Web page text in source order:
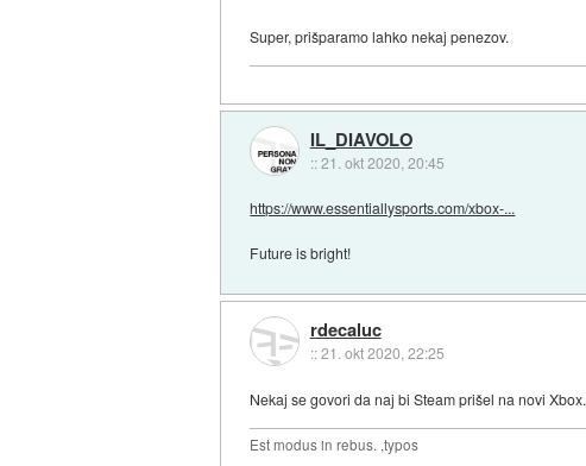
Super, prišparamo lahko nekaj penezov.
IL_DIAVOLO
::21. okt 2020, 20:45
https://www.essentiallysports.com/xbox-...
Future is bright!
rdecaluc
::21. okt 2020, 22:25
Nekaj se govori da naj bi Steam prišel na novi Xbox.
Est modus in rebus. ,typos